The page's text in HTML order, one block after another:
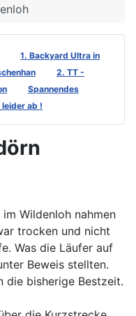
1. Backyard Ultra in
2. TT -
Spannendes
ab !
Wildenloh nahmen
trocken und nicht
Was die Läufer auf
Beweis stellten.
die bisherige Bestzeit.